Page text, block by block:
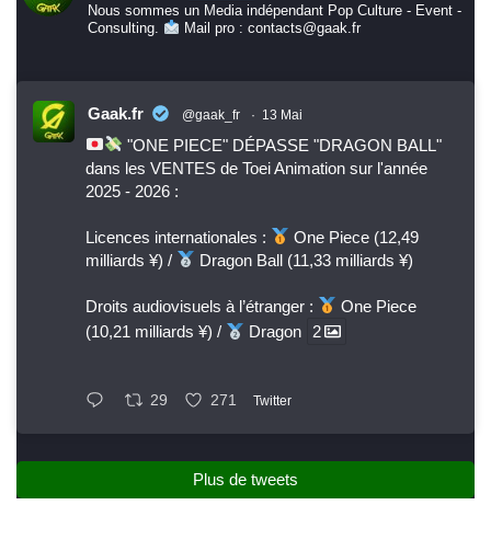
Nous sommes un Media indépendant Pop Culture - Event -
Consulting.
Mail pro : contacts@gaak.fr
Gaak.fr @gaak_fr · 13 Mai
"ONE PIECE" DÉPASSE "DRAGON BALL"
dans les VENTES de Toei Animation sur l'année
2025 - 2026 :
Licences internationales :
One Piece (12,49
milliards ¥) /
Dragon Ball (11,33 milliards ¥)
Droits audiovisuels à l’étranger :
One Piece
(10,21 milliards ¥) /
Dragon 2
29 271 Twitter
Plus de tweets